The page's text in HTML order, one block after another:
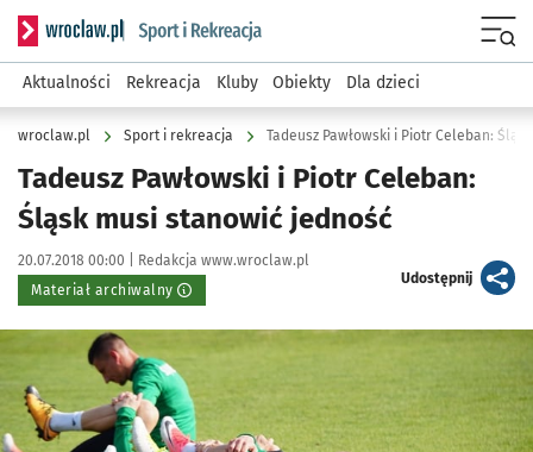
Serwis informacyjny wroclaw.pl podserwis: Sport i rekreacja
Aktualności Rekreacja Kluby Obiekty Dla dzieci
wroclaw.pl Sport i rekreacja Tadeusz Pawłowski i Piotr Celeban:
Tadeusz Pawłowski i Piotr Celeban:
Śląsk musi stanowić jedność
Data publikacji:
20.07.2018 00:00 | Autor:
Redakcja www.wroclaw.pl
Materiał archiwalny
Udostępnijartykuł
Kliknij, aby powiększyć